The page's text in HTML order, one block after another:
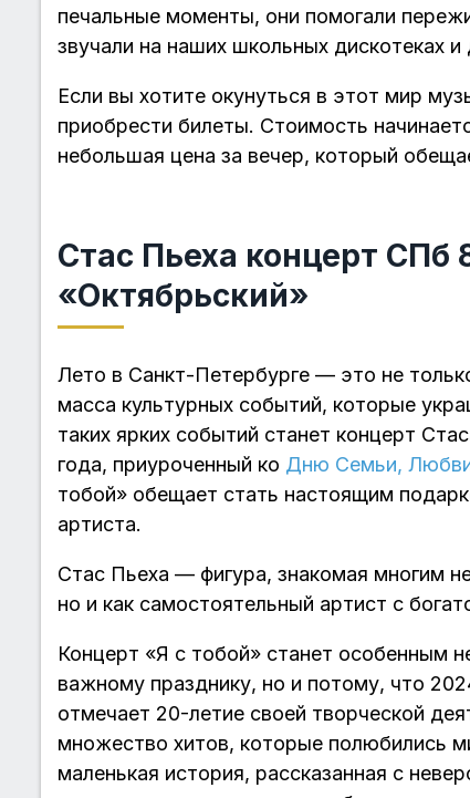
печальные моменты, они помогали
звучали на наших школьных дискотеках
Если вы хотите окунуться в этот мир
приобрести билеты. Стоимость
небольшая цена за вечер, который
Стас Пьеха концерт СПб
«Октябрьский»
Лето в Санкт-Петербурге — это не
масса культурных событий, которые
таких ярких событий станет концерт
года, приуроченный ко Дню Семьи,
тобой» обещает стать настоящим
артиста.
Стас Пьеха — фигура, знакомая многим
но и как самостоятельный артист с
Концерт «Я с тобой» станет особенным
важному празднику, но и потому, что
отмечает 20-летие своей творческой
множество хитов, которые полюбились
маленькая история, рассказанная с